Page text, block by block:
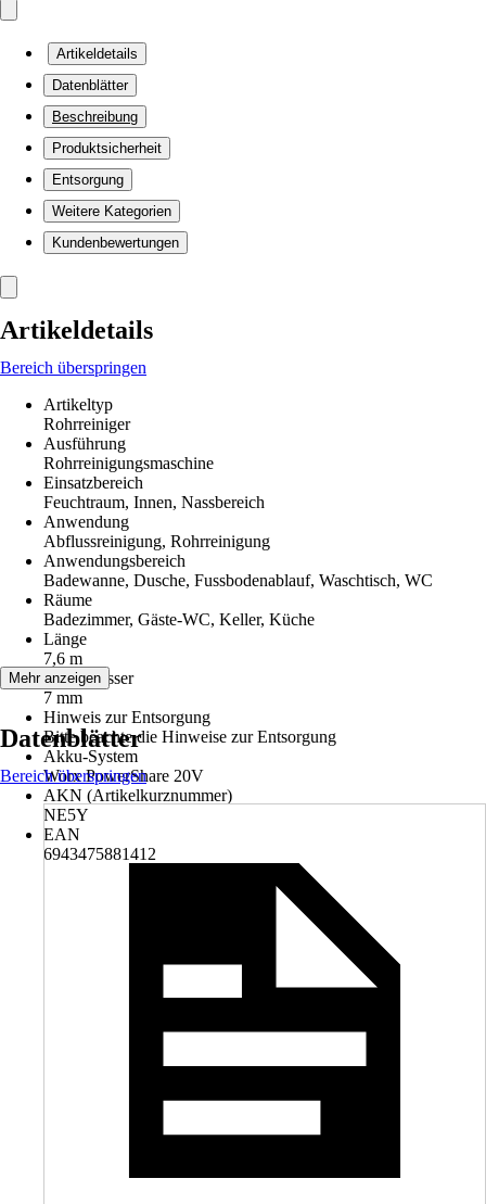
Artikeldetails
Datenblätter
Beschreibung
Produktsicherheit
Entsorgung
Weitere Kategorien
Kundenbewertungen
Artikeldetails
Bereich überspringen
Artikeltyp
Rohrreiniger
Ausführung
Rohrreinigungsmaschine
Einsatzbereich
Feuchtraum, Innen, Nassbereich
Anwendung
Abflussreinigung, Rohrreinigung
Anwendungsbereich
Badewanne, Dusche, Fussbodenablauf, Waschtisch, WC
Räume
Badezimmer, Gäste-WC, Keller, Küche
Länge
7,6 m
Durchmesser
7 mm
Hinweis zur Entsorgung
Bitte beachte die Hinweise zur Entsorgung
Akku-System
Worx PowerShare 20V
AKN (Artikelkurznummer)
NE5Y
EAN
6943475881412
Mehr anzeigen
Datenblätter
Bereich überspringen